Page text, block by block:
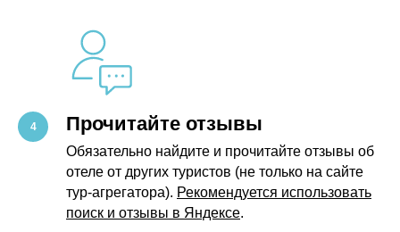
Прочитайте отзывы
Обязательно найдите и прочитайте отзывы об
отеле от других туристов (не только на сайте
тур-агрегатора). Рекомендуется использовать
поиск и отзывы в Яндексе.